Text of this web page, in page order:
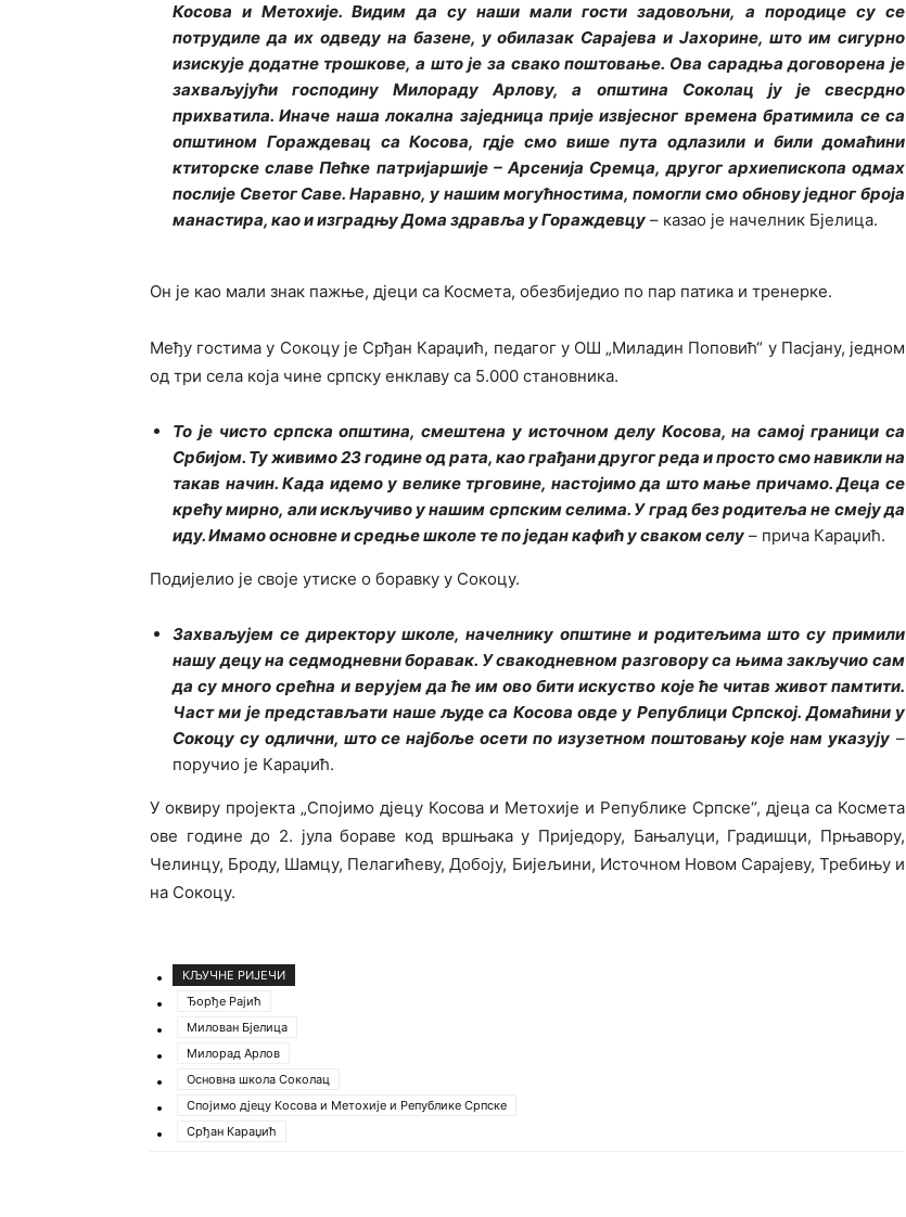
Косова и Метохије. Видим да су наши мали гости задовољни, а породице су се
потрудиле да их одведу на базене, у обилазак Сарајева и Јахорине, што им сигурно
изискује додатне трошкове, а што је за свако поштовање. Ова сарадња договорена је
захваљујући господину Милораду Арлову, а општина Соколац ју је свесрдно
прихватила. Иначе наша локална заједница прије извјесног времена братимила се са
општином Гораждевац са Косова, гдје смо више пута одлазили и били домаћини
ктиторске славе Пећке патријаршије – Арсенија Сремца, другог архиепископа одмах
послије Светог Саве. Наравно, у нашим могућностима, помогли смо обнову једног броја
манастира, као и изградњу Дома здравља у Гораждевцу – казао је начелник Бјелица.
Он је као мали знак пажње, дјеци са Космета, обезбиједио по пар патика и тренерке.
Међу гостима у Сокоцу је Срђан Караџић, педагог у ОШ „Миладин Поповић“ у Пасјану, једном
од три села која чине српску енклаву са 5.000 становника.
То је чисто српска општина, смештена у источном делу Косова, на самој граници са
Србијом. Ту живимо 23 године од рата, као грађани другог реда и просто смо навикли на
такав начин. Када идемо у велике трговине, настојимо да што мање причамо. Деца се
крећу мирно, али искључиво у нашим српским селима. У град без родитеља не смеју да
иду. Имамо основне и средње школе те по један кафић у сваком селу – прича Караџић.
Подијелио је своје утиске о боравку у Сокоцу.
Захваљујем се директору школе, начелнику општине и родитељима што су примили
нашу децу на седмодневни боравак. У свакодневном разговору са њима закључио сам
да су много срећна и верујем да ће им ово бити искуство које ће читав живот памтити.
Част ми је представљати наше људе са Косова овде у Републици Српској. Домаћини у
Сокоцу су одлични, што се најбоље осети по изузетном поштовању које нам указују –
поручио је Караџић.
У оквиру пројекта „Спојимо дјецу Косова и Метохије и Републике Српске“, дјеца са Космета
ове године до 2. јула бораве код вршњака у Приједору, Бањалуци, Градишци, Прњавору,
Челинцу, Броду, Шамцу, Пелагићеву, Добоју, Бијељини, Источном Новом Сарајеву, Требињу и
на Сокоцу.
КЉУЧНЕ РИЈЕЧИ
Ђорђе Рајић
Милован Бјелица
Милорад Арлов
Основна школа Соколац
Спојимо дјецу Косова и Метохије и Републике Српске
Срђан Караџић